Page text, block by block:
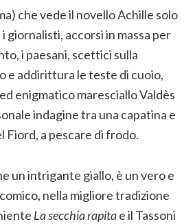
che vede il novello Achille solo
giornalisti, accorsi in massa per
i paesani, scettici sulla
e addirittura le teste di cuoio,
enigmatico maresciallo Valdès
indagine tra una capatina e
Fiord, a pescare di frodo.
un intrigante giallo, è un vero e
nella migliore tradizione
La secchia rapitae il Tassoni